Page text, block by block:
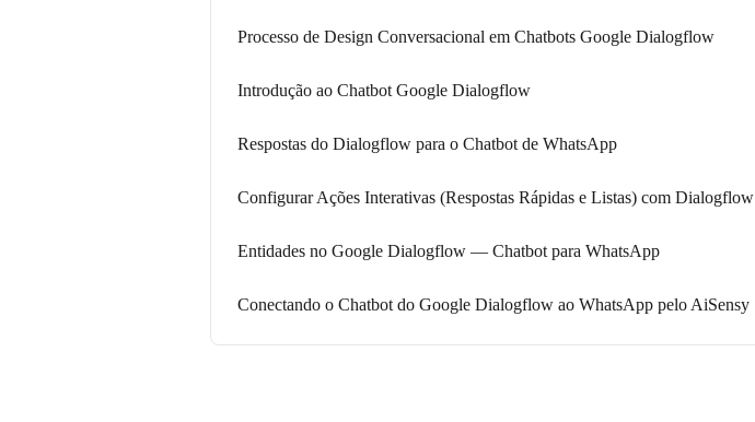
Processo de Design Conversacional em Chatbots Google Dialogflow
Introdução ao Chatbot Google Dialogflow
Respostas do Dialogflow para o Chatbot de WhatsApp
Configurar Ações Interativas (Respostas Rápidas e Listas) com Dialogflow
Entidades no Google Dialogflow — Chatbot para WhatsApp
Conectando o Chatbot do Google Dialogflow ao WhatsApp pelo AiSensy